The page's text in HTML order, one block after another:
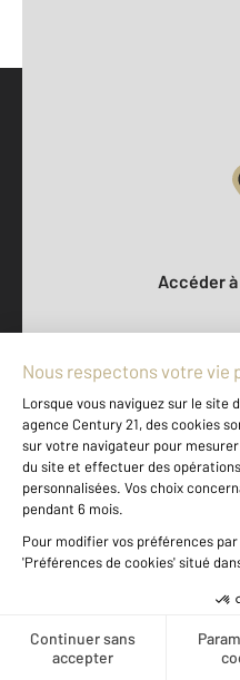
500 m ©
Accéder
Votre
Achat
Vente
9,3/10
Offres d'emploi